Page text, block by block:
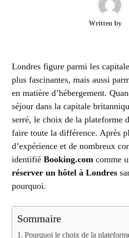
Written by
Londres figure parmi les
plus fascinantes, mais aussi
en matière d’hébergement.
séjour dans la capitale
serré, le choix de la plateforme
faire toute la différence. Après
d’expérience et de nombreux
identifié Booking.com comme
réserver un hôtel à Londres
pourquoi.
Sommaire
Pourquoi le choix de la